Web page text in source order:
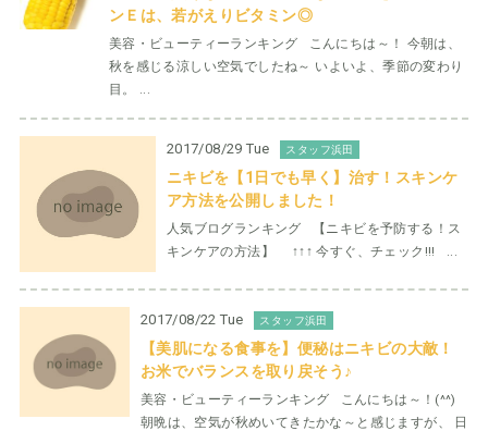
ンＥは、若がえりビタミン◎
美容・ビューティーランキング こんにちは～！ 今朝は、
秋を感じる涼しい空気でしたね～ いよいよ、季節の変わり
目。 ...
2017/08/29 Tue スタッフ浜田
ニキビを【1日でも早く】治す！スキンケ
ア方法を公開しました！
人気ブログランキング 【ニキビを予防する！ス
キンケアの方法】 ↑↑↑ 今すぐ、チェック!!! ...
2017/08/22 Tue スタッフ浜田
【美肌になる食事を】便秘はニキビの大敵！
お米でバランスを取り戻そう♪
美容・ビューティーランキング こんにちは～！(^^)
朝晩は、空気が秋めいてきたかな～と感じますが、 日